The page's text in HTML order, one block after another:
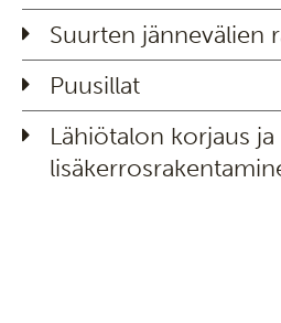
Suurten jännevälien
Puusillat
Lähiötalon korjaus ja